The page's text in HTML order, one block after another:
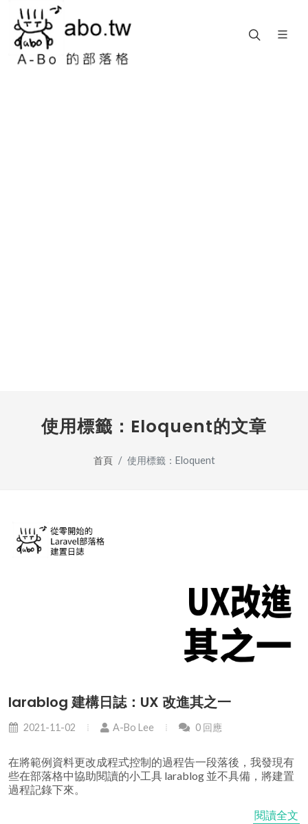
使用標籤：Eloquent的文章
首頁 使用標籤：Eloquent
larablog 建構日誌：UX 改進其之一
2021-11-02 A-Bo Lee 0 回應
在將範例資料更改成程式控制的過程告一段落後，我發現有
些在部落格中協助閱讀的小工具 larablog 並不具備，將建置
過程記錄下來。
閱讀全文